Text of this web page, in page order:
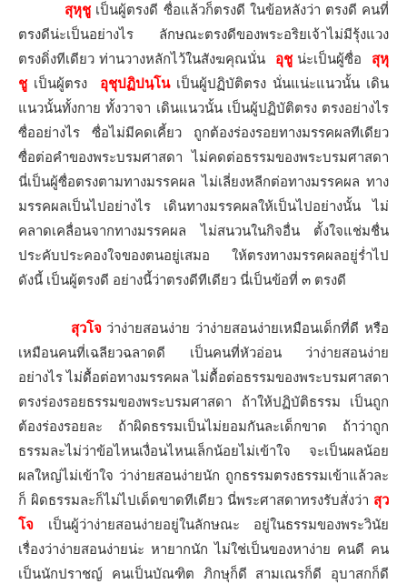
สุหุชู เป็นผู้ตรงดี ซื่อแล้วก็ตรงดี ในข้อหลังว่า ตรงดี คนที่
ตรงดีน่ะเป็นอย่างไร ลักษณะตรงดีของพระอริยเจ้าไม่มีรุ้งแวง
ตรงดิ่งทีเดียว ท่านวางหลักไว้ในสังฆคุณนั่น อุชูน่ะเป็นผู้ซื่อ สุหุ
ชู เป็นผู้ตรง อุชุปฏิปนฺโนเป็นผู้ปฏิบัติตรง นั่นแน่ะแนวนั้น เดิน
แนวนั้นทั้งกาย ทั้งวาจา เดินแนวนั้น เป็นผู้ปฏิบัติตรง ตรงอย่างไร
ซื่ออย่างไร ซื่อไม่มีคดเคี้ยว ถูกต้องร่องรอยทางมรรคผลทีเดียว
ซื่อต่อคำของพระบรมศาสดา ไม่คดต่อธรรมของพระบรมศาสดา
นี่เป็นผู้ซื่อตรงตามทางมรรคผล ไม่เลี่ยงหลีกต่อทางมรรคผล ทาง
มรรคผลเป็นไปอย่างไร เดินทางมรรคผลให้เป็นไปอย่างนั้น ไม่
คลาดเคลื่อนจากทางมรรคผล ไม่สนวนในกิจอื่น ตั้งใจแช่มชื่น
ประคับประคองใจของตนอยู่เสมอ ให้ตรงทางมรรคผลอยู่ร่ำไป
ดังนี้ เป็นผู้ตรงดี อย่างนี้ว่าตรงดีทีเดียว นี่เป็นข้อที่ ๓ ตรงดี
สุวโจ ว่าง่ายสอนง่าย ว่าง่ายสอนง่ายเหมือนเด็กที่ดี หรือ
เหมือนคนที่เฉลียวฉลาดดี เป็นคนที่หัวอ่อน ว่าง่ายสอนง่าย
อย่างไร ไม่ดื้อต่อทางมรรคผล ไม่ดื้อต่อธรรมของพระบรมศาสดา
ตรงร่องรอยธรรมของพระบรมศาสดา ถ้าให้ปฏิบัติธรรม เป็นถูก
ต้องร่องรอยละ ถ้าผิดธรรมเป็นไม่ยอมกันละเด็กขาด ถ้าว่าถูก
ธรรมละไม่ว่าข้อไหนเงื่อนไหนเล็กน้อยไม่เข้าใจ จะเป็นผลน้อย
ผลใหญ่ไม่เข้าใจ ว่าง่ายสอนง่ายนัก ถูกธรรมตรงธรรมเข้าแล้วละ
ก็ ผิดธรรมละก็ไม่ไปเด็ดขาดทีเดียว นี่พระศาสดาทรงรับสั่งว่า สุว
โจ เป็นผู้ว่าง่ายสอนง่ายอยู่ในลักษณะ อยู่ในธรรมของพระวินัย
เรื่องว่าง่ายสอนง่ายน่ะ หายากนัก ไม่ใช่เป็นของหาง่าย คนดี คน
เป็นนักปราชญ์ คนเป็นบัณฑิต ภิกษุก็ดี สามเณรก็ดี อุบาสกก็ดี